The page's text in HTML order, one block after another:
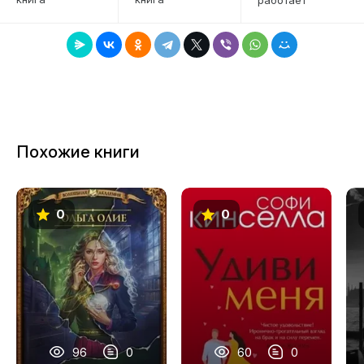
7
12
13
14
15
16
Похожие книги
0
96 0
0
60 0